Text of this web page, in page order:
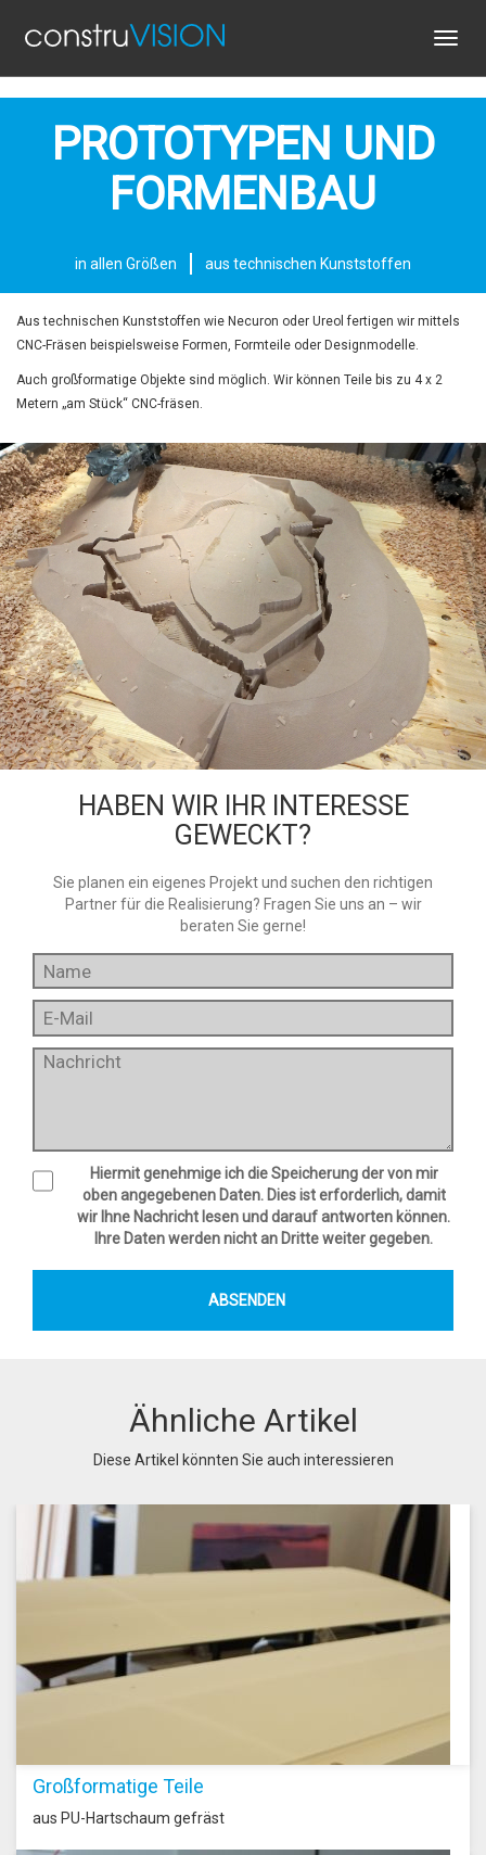
PROTOTYPEN UND
FORMENBAU
in allen Größen aus technischen Kunststoffen
Aus technischen Kunststoffen wie Necuron oder Ureol fertigen wir mittels
CNC-Fräsen beispielsweise Formen, Formteile oder Designmodelle.
Auch großformatige Objekte sind möglich. Wir können Teile bis zu 4 x 2
Metern „am Stück“ CNC-fräsen.
HABEN WIR IHR INTERESSE
GEWECKT?
Sie planen ein eigenes Projekt und suchen den richtigen
Partner für die Realisierung? Fragen Sie uns an – wir
beraten Sie gerne!
Hiermit genehmige ich die Speicherung der von mir
oben angegebenen Daten. Dies ist erforderlich, damit
wir Ihne Nachricht lesen und darauf antworten können.
Ihre Daten werden nicht an Dritte weiter gegeben.
Ähnliche Artikel
Diese Artikel könnten Sie auch interessieren
Großformatige Teile
aus PU-Hartschaum gefräst